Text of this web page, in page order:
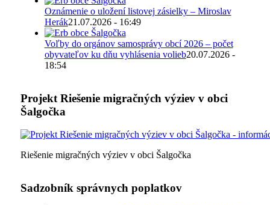
Oznámenie o uložení listovej zásielky – Miroslav
Herák21.07.2026 - 16:49
Voľby do orgánov samosprávy obcí 2026 – počet
obyvateľov ku dňu vyhlásenia volieb20.07.2026 -
18:54
Projekt Riešenie migračných výziev v obci
Šalgočka
Riešenie migračných výziev v obci Šalgočka
Sadzobník správnych poplatkov